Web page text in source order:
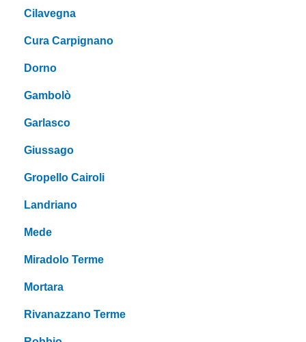
Cilavegna
Cura Carpignano
Dorno
Gambolò
Garlasco
Giussago
Gropello Cairoli
Landriano
Mede
Miradolo Terme
Mortara
Rivanazzano Terme